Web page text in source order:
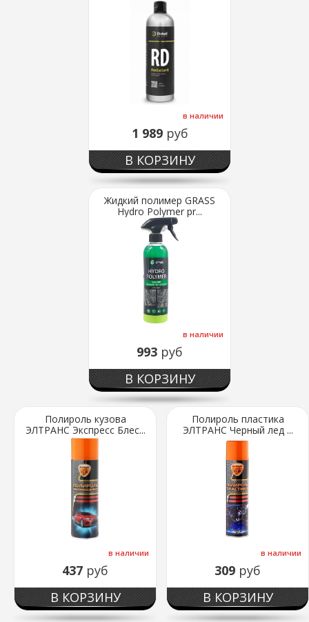
в наличии
1 989 руб
В КОРЗИНУ
Жидкий полимер GRASS
Hydro Polymer рr...
в наличии
993 руб
В КОРЗИНУ
Полироль кузова
ЭЛТРАНС Экспресс Блес...
в наличии
437 руб
В КОРЗИНУ
Полироль пластика
ЭЛТРАНС Черный лед ...
в наличии
309 руб
В КОРЗИНУ